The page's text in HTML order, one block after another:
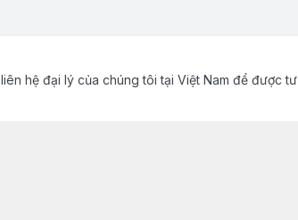
hệ đại lý của chúng tôi tại Việt Nam để được tư